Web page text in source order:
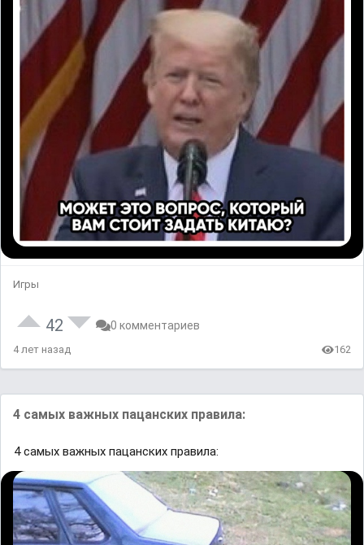
Игры
42 0 комментариев
4 лет назад 162
4 самых важных пацанских правила:
4 самых важных пацанских правила: